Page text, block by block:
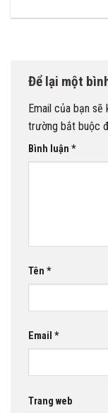
Để lại một
Email của bạn sẽ
trường bắt buộc
Bình luận *
Tên *
Email *
Trang web